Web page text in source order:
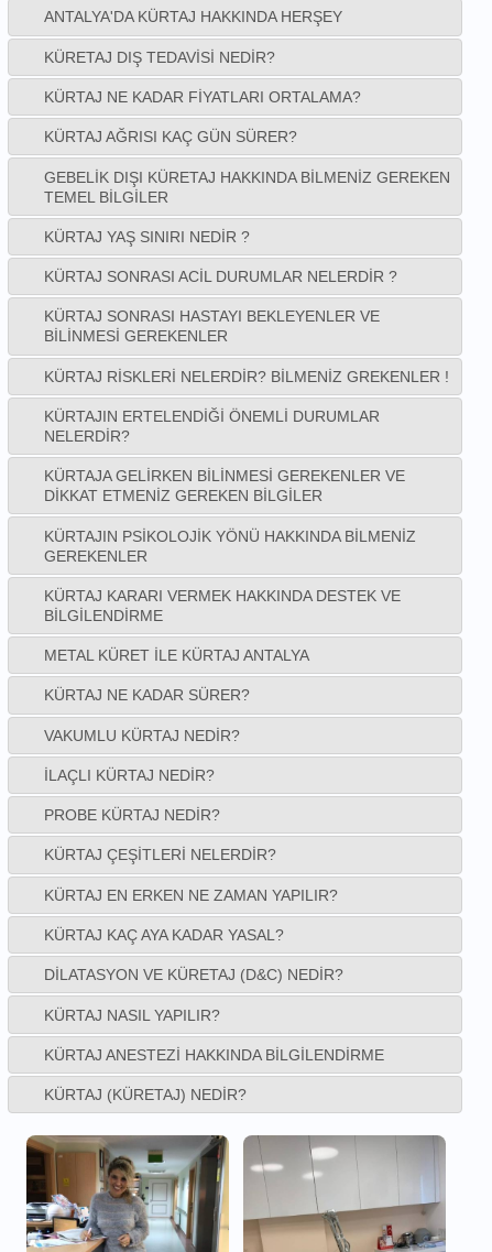
ANTALYA'DA KÜRTAJ HAKKINDA HERŞEY
KÜRETAJ DIŞ TEDAVISI NEDIR?
KÜRTAJ NE KADAR FIYATLARI ORTALAMA?
KÜRTAJ AĞRISI KAÇ GÜN SÜRER?
GEBELIK DIŞI KÜRETAJ HAKKINDA BILMENIZ GEREKEN
TEMEL BILGILER
KÜRTAJ YAŞ SINIRI NEDIR ?
KÜRTAJ SONRASI ACIL DURUMLAR NELERDIR ?
KÜRTAJ SONRASI HASTAYI BEKLEYENLER VE
BILINMESI GEREKENLER
KÜRTAJ RISKLERI NELERDIR? BILMENIZ GREKENLER !
KÜRTAJIN ERTELENDIĞI ÖNEMLI DURUMLAR
NELERDIR?
KÜRTAJA GELIRKEN BILINMESI GEREKENLER VE
DIKKAT ETMENIZ GEREKEN BILGILER
KÜRTAJIN PSIKOLOJIK YÖNÜ HAKKINDA BILMENIZ
GEREKENLER
KÜRTAJ KARARI VERMEK HAKKINDA DESTEK VE
BILGILENDIRME
METAL KÜRET ILE KÜRTAJ ANTALYA
KÜRTAJ NE KADAR SÜRER?
VAKUMLU KÜRTAJ NEDIR?
İLAÇLI KÜRTAJ NEDIR?
PROBE KÜRTAJ NEDIR?
KÜRTAJ ÇEŞITLERI NELERDIR?
KÜRTAJ EN ERKEN NE ZAMAN YAPILIR?
KÜRTAJ KAÇ AYA KADAR YASAL?
DILATASYON VE KÜRETAJ (D&C) NEDIR?
KÜRTAJ NASIL YAPILIR?
KÜRTAJ ANESTEZI HAKKINDA BILGILENDIRME
KÜRTAJ (KÜRETAJ) NEDIR?